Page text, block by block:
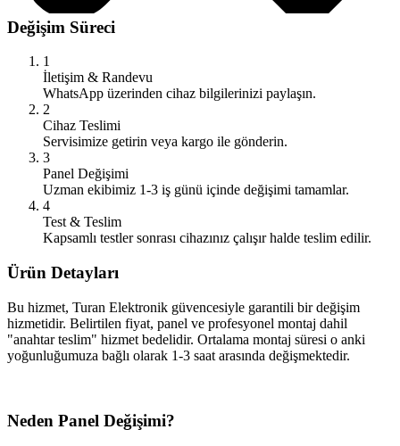
Değişim Süreci
1
İletişim & Randevu
WhatsApp üzerinden cihaz bilgilerinizi paylaşın.
2
Cihaz Teslimi
Servisimize getirin veya kargo ile gönderin.
3
Panel Değişimi
Uzman ekibimiz 1-3 iş günü içinde değişimi tamamlar.
4
Test & Teslim
Kapsamlı testler sonrası cihazınız çalışır halde teslim edilir.
Ürün Detayları
Bu hizmet, Turan Elektronik güvencesiyle garantili bir değişim
hizmetidir. Belirtilen fiyat, panel ve profesyonel montaj dahil
"anahtar teslim" hizmet bedelidir. Ortalama montaj süresi o anki
yoğunluğumuza bağlı olarak 1-3 saat arasında değişmektedir.
Neden Panel Değişimi?